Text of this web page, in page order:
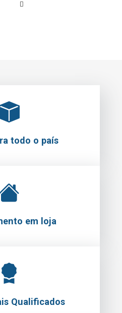
todo o país
em loja
Qualificados